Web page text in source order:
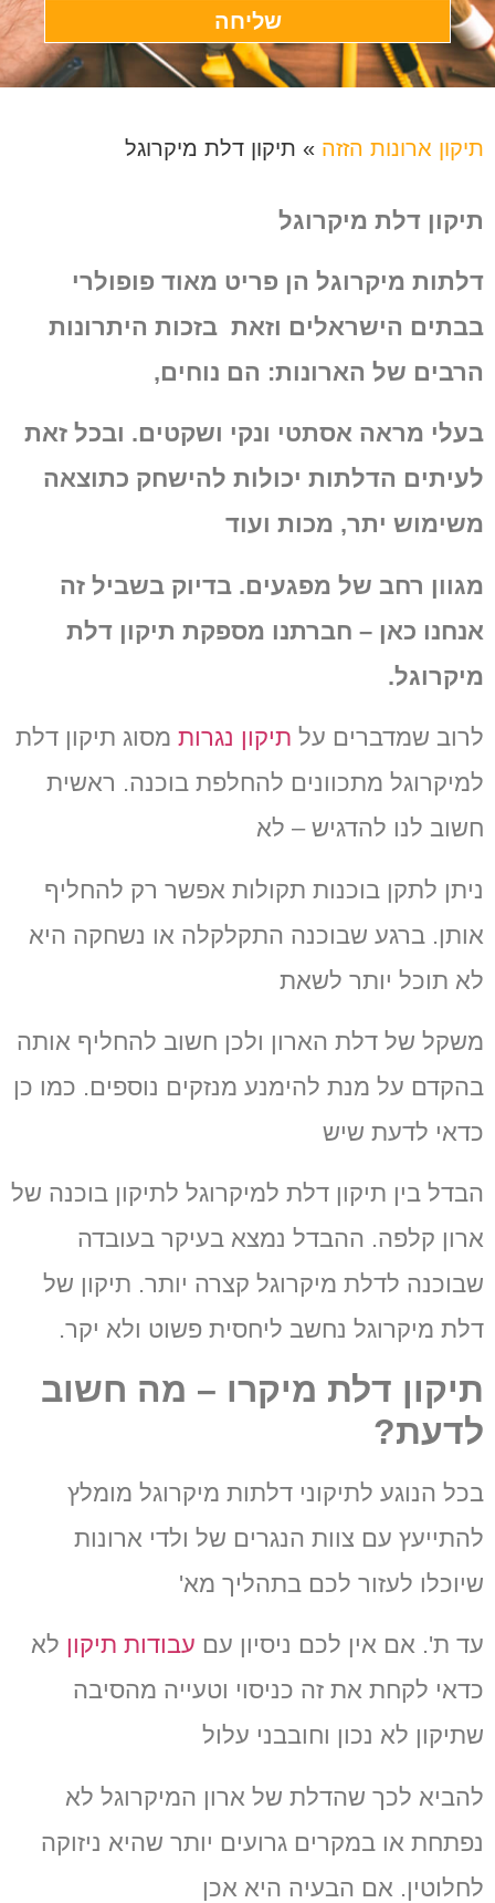
שליחה
תיקון ארונות הזזה » תיקון דלת מיקרוגל
תיקון דלת מיקרוגל
דלתות מיקרוגל הן פריט מאוד פופולרי
בבתים הישראלים וזאת בזכות היתרונות
הרבים של הארונות: הם נוחים,
בעלי מראה אסתטי ונקי ושקטים. ובכל זאת
לעיתים הדלתות יכולות להישחק כתוצאה
משימוש יתר, מכות ועוד
מגוון רחב של מפגעים. בדיוק בשביל זה
אנחנו כאן – חברתנו מספקת תיקון דלת
מיקרוגל.
לרוב שמדברים על תיקון נגרות מסוג תיקון דלת
למיקרוגל מתכוונים להחלפת בוכנה. ראשית
חשוב לנו להדגיש – לא
ניתן לתקן בוכנות תקולות אפשר רק להחליף
אותן. ברגע שבוכנה התקלקלה או נשחקה היא
לא תוכל יותר לשאת
משקל של דלת הארון ולכן חשוב להחליף אותה
בהקדם על מנת להימנע מנזקים נוספים. כמו כן
כדאי לדעת שיש
הבדל בין תיקון דלת למיקרוגל לתיקון בוכנה של
ארון קלפה. ההבדל נמצא בעיקר בעובדה
שבוכנה לדלת מיקרוגל קצרה יותר. תיקון של
דלת מיקרוגל נחשב ליחסית פשוט ולא יקר.
תיקון דלת מיקרו – מה חשוב
לדעת?
בכל הנוגע לתיקוני דלתות מיקרוגל מומלץ
להתייעץ עם צוות הנגרים של ולדי ארונות
שיוכלו לעזור לכם בתהליך מא'
עד ת'. אם אין לכם ניסיון עם עבודות תיקון לא
כדאי לקחת את זה כניסוי וטעייה מהסיבה
שתיקון לא נכון וחובבני עלול
להביא לכך שהדלת של ארון המיקרוגל לא
נפתחת או במקרים גרועים יותר שהיא ניזוקה
לחלוטין. אם הבעיה היא אכן